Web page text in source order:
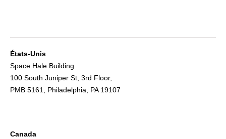
États-Unis
Space Hale Building
100 South Juniper St, 3rd Floor,
PMB 5161, Philadelphia, PA 19107
Canada